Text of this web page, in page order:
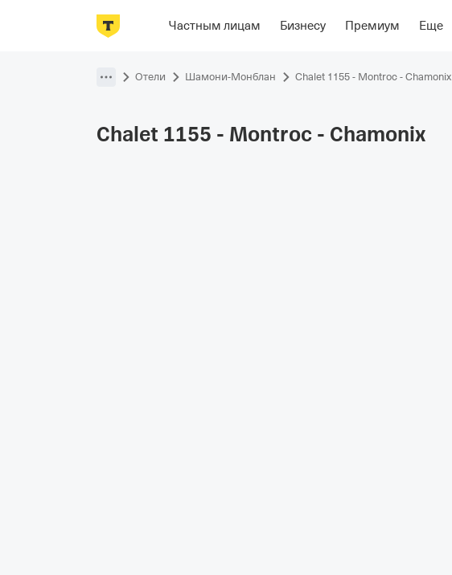
Частным лицам Бизнесу Премиум Еще
Фотографии НомераРасположениеОб отеле
Отели Шамони-Монблан Chalet 1155 - Montroc - Chamonix
Chalet 1155 - Montroc - Chamonix